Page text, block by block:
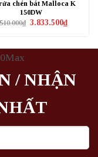
chén bát Malloca K
150DW
₫ Giá
3.833.500₫Giá
hiện
/ NHẬN